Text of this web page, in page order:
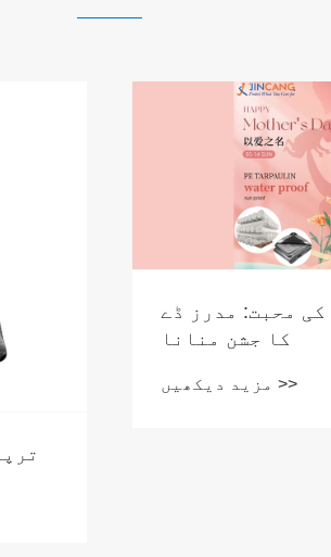
خوشخبری